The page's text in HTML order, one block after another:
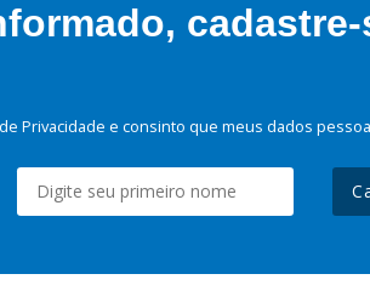
cadastre-
Privacidade e consinto que meus dados